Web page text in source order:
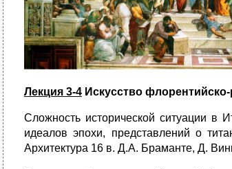
Лекция 3-4 Искусство
Сложность исторической ситуации в
идеалов эпохи, представлений о
Архитектура 16 в. Д.А. Браманте, Д.